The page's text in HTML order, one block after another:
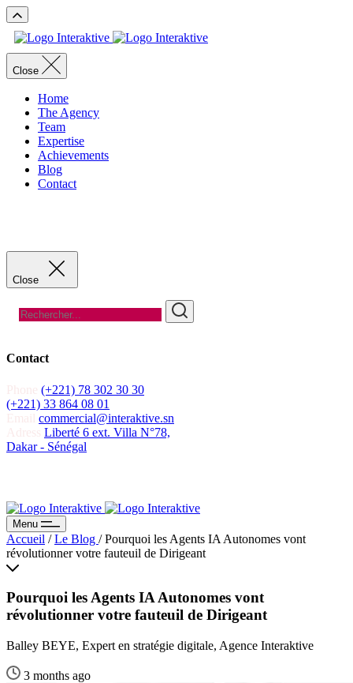
Close
Home
The Agency
Team
Expertise
Achievements
Blog
Contact
Close
Contact
(+221) 78 302 30 30
(+221) 33 864 08 01
commercial@interaktive.sn
Liberté 6 ext. Villa N°78,
Dakar - Sénégal
Menu
Accueil / Le Blog / Pourquoi les Agents IA Autonomes vont
révolutionner votre fauteuil de Dirigeant
Pourquoi les Agents IA Autonomes vont
révolutionner votre fauteuil de Dirigeant
Balley BEYE, Expert en stratégie digitale, Agence Interaktive
3 months ago